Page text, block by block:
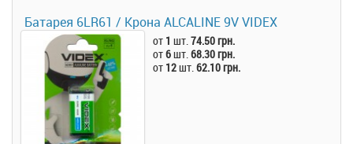
Батарея 6LR61 / Крона ALCALINE 9V VIDEX
от 1 шт.74.50 грн.
от6шт.68.30 грн.
от 12шт.62.10 грн.